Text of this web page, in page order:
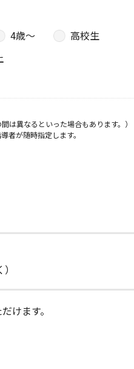
4歳〜
高校生
異なるといった場合もあります。）
者が随時指定します。
けます。